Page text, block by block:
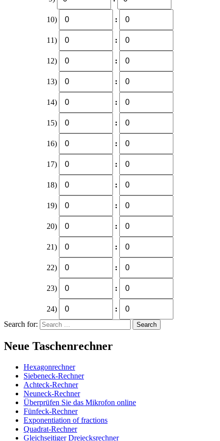
10) :
11) :
12) :
13) :
14) :
15) :
16) :
17) :
18) :
19) :
20) :
21) :
22) :
23) :
24)
:
Search for:
Neue Taschenrechner
Hexagonrechner
Siebeneck-Rechner
Achteck-Rechner
Neuneck-Rechner
Überprüfen Sie das Mikrofon online
Fünfeck-Rechner
Exponentiation of fractions
Quadrat-Rechner
Gleichseitiger Dreiecksrechner